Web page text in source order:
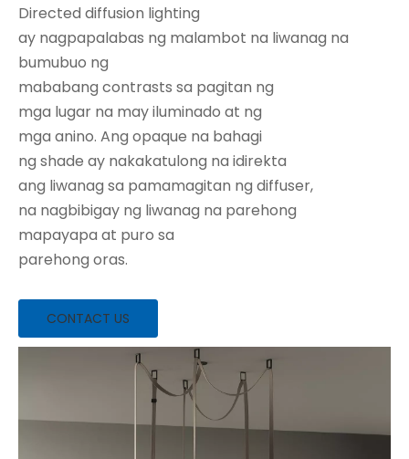
Directed diffusion lighting
ay nagpapalabas ng malambot na liwanag na
bumubuo ng
mababang contrasts sa pagitan ng
mga lugar na may iluminado at ng
mga anino. Ang opaque na bahagi
ng shade ay nakakatulong na idirekta
ang liwanag sa pamamagitan ng diffuser,
na nagbibigay ng liwanag na parehong
mapayapa at puro sa
parehong oras.
CONTACT US